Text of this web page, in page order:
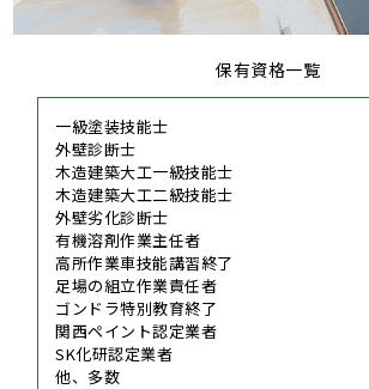
保有資格一覧
一級塗装技能士
外壁診断士
木造建築大工一級技能士
木造建築大工二級技能士
外壁劣化診断士
有機溶剤作業主任者
高所作業車技能講習終了
足場の組立作業責任者
ゴンドラ特別教育終了
関西ペイント認定業者
SK化研認定業者
他、多数